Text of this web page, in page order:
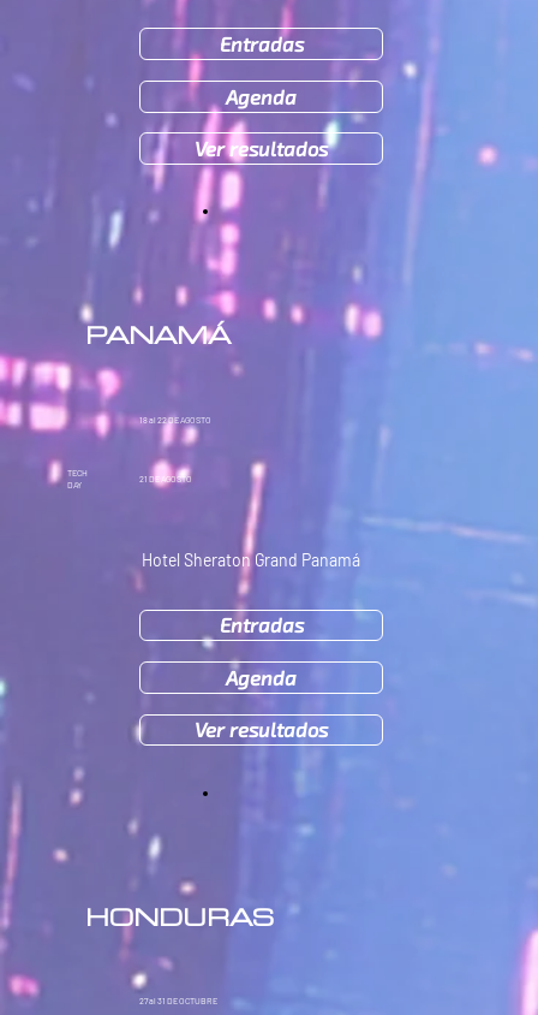
Entradas
Agenda
Ver resultados
PANAMÁ
18 al 22DE AGOSTO
TECH
DAY
21 DE AGOSTO
Hotel Sheraton Grand Panamá
Entradas
Agenda
Ver resultados
HONDURAS
27 al 31 DE OCTUBRE